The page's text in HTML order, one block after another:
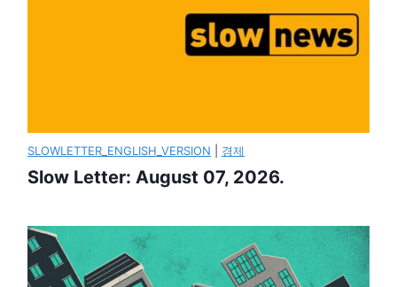
SLOWLETTER_ENGLISH_VERSION 경제
Slow Letter: August 07, 2026.